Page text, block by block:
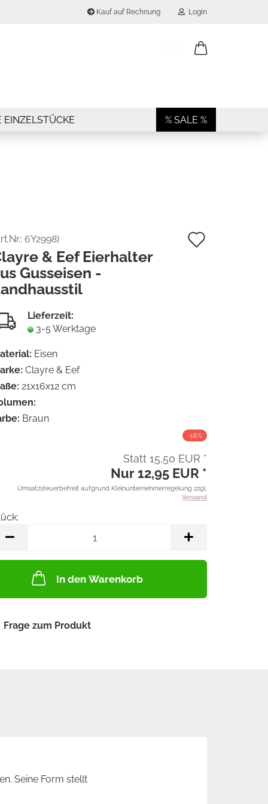
Kauf auf Rechnung Login
EINZELSTÜCKE % SALE %
6Y2998)
& Eef Eierhalter
Gusseisen -
Lieferzeit:
3-5 Werktage
Eisen
Clayre & Eef
21x16x12 cm
Braun
-16%
Statt 15,50 EUR *
Nur 12,95 EUR *
Umsatzsteuerbefreit aufgrund Kleinunternehmerregelung zzgl.
Versand
In den Warenkorb
Frage zum Produkt
Seine Form stellt